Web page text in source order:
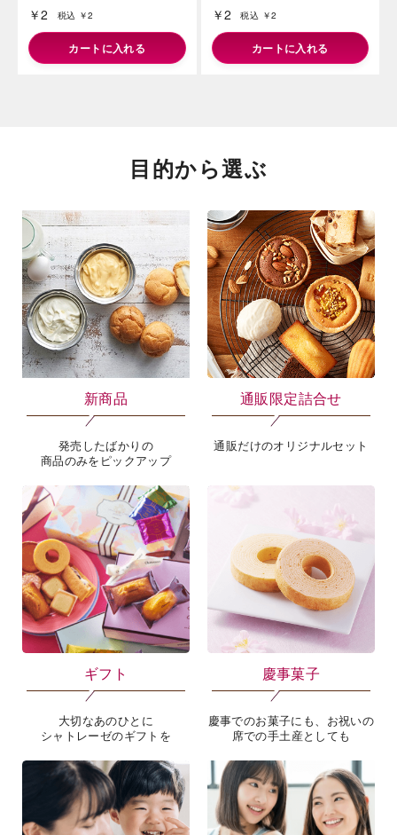
￥2 税込 ￥2
カートに入れる
￥2 税込 ￥2
カートに入れる
目的から選ぶ
新商品
発売したばかりの
商品のみをピックアップ
通販限定詰合せ
通販だけのオリジナルセット
ギフト
大切なあのひとに
シャトレーゼのギフトを
慶事菓子
慶事でのお菓子にも、お祝いの
席での手土産としても